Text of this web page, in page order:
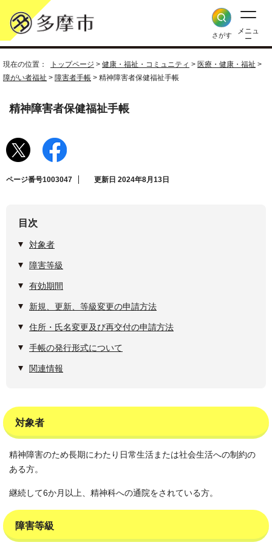
さがす
メニュ
ー
現在の位置： トップページ > 健康・福祉・コミュニティ > 医療・健康・福祉 >
障がい者福祉 > 障害者手帳 > 精神障害者保健福祉手帳
精神障害者保健福祉手帳
ページ番号1003047 更新日 2024年8月13日
目次
対象者
障害等級
有効期間
新規、更新、等級変更の申請方法
住所・氏名変更及び再交付の申請方法
手帳の発行形式について
関連情報
対象者
精神障害のため長期にわたり日常生活または社会生活への制約の
ある方。
継続して6か月以上、精神科への通院をされている方。
障害等級